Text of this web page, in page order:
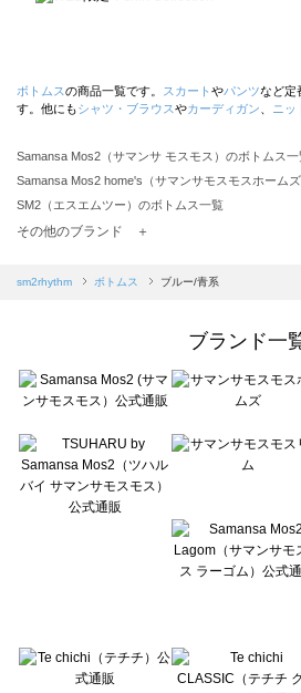
ボトムスの商品一覧です。 スカート やパンツなど定
す。他にもシャツ・ブラウスやカーディガン ニッ
Samansa Mos2（サマンサ モスモス）のボトムス一
Samansa Mos2 home's（サマンサモスモスホーム
SM2（エスエムツー）のボトムス一覧
TSUHARU by Samansa Mos2（ツハルバイサマン
Samansa Mos2 blue（サマンサモスモス ブルー）の
sō4ū（ソウフォーユー）のボトムス一覧
Te chichi（テチチ）のボトムス一覧
Te chichi CLASSIC（テチチ クラシック）のボトム
Lugnoncure（ルノンキュール）のボトムス一覧
BETTY'S BLUE（べティーズブルー）のボトムス一覧
Wpc.（ワールドパーティー）のボトムス一覧
その他のブランド ＋
sm2rhythm ボトムス ブルー/青系
ブランド一